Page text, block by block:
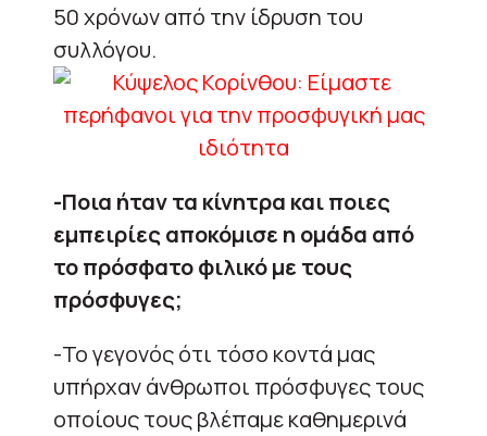
50 χρόνων από την ίδρυση του
συλλόγου.
-Ποια ήταν τα κίνητρα και ποιες
εμπειρίες αποκόμισε η ομάδα από
το πρόσφατο φιλικό με τους
πρόσφυγες;
-Το γεγονός ότι τόσο κοντά μας
υπήρχαν άνθρωποι πρόσφυγες τους
οποίους τους βλέπαμε καθημερινά